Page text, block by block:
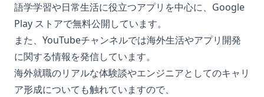
語学学習や日常生活に役立つアプリを中心に、Google
Play ストアで無料公開しています。
また、YouTubeチャンネルでは海外生活やアプリ開発
に関する情報を発信しています。
海外就職のリアルな体験談やエンジニアとしてのキャリ
ア形成についても触れていますので、